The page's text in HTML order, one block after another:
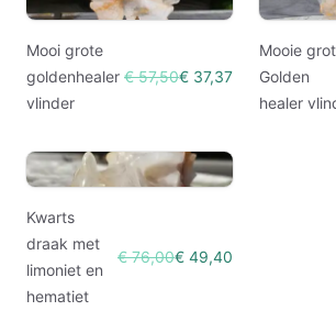
Mooi grote
goldenhealer
vlinder
€ 57,50€ 37,37
Mooie
Golden
healer
Kwarts
draak met
limoniet en
hematiet
€ 76,00€ 49,40